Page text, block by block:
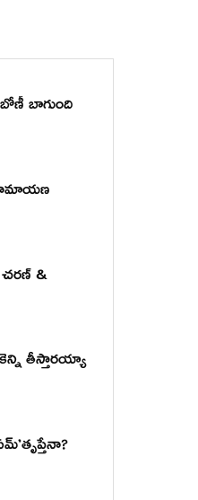
బాగుంది
రామాయణ
చరణ్ &
తీస్తారయ్యా